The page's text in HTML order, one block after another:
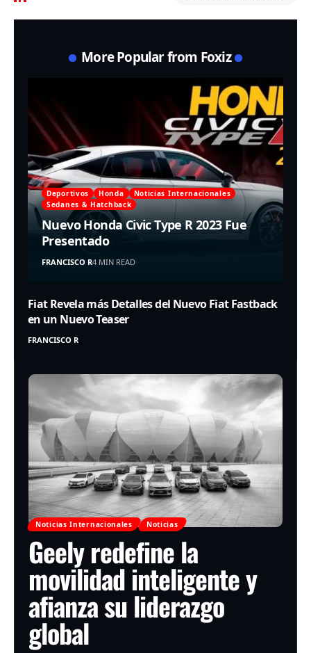
More Popular from Foxiz
Deportivos Honda
Noticias Internacionales
Sedanes & Hatchback
Nuevo Honda Civic Type R 2023 Fue
Presentado
FRANCISCO R4 MIN READ
Fiat Revela más Detalles del Nuevo Fiat Fastback
en un Nuevo Teaser
FRANCISCO R
Noticias Internacionales Noticias
Geely redefine la
movilidad inteligente y
afianza su liderazgo
global